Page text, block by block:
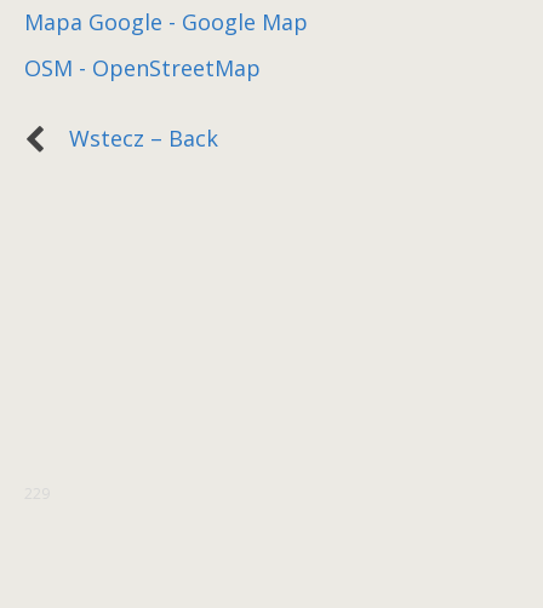
Mapa Google - Google Map
OSM - OpenStreetMap
Wstecz – Back